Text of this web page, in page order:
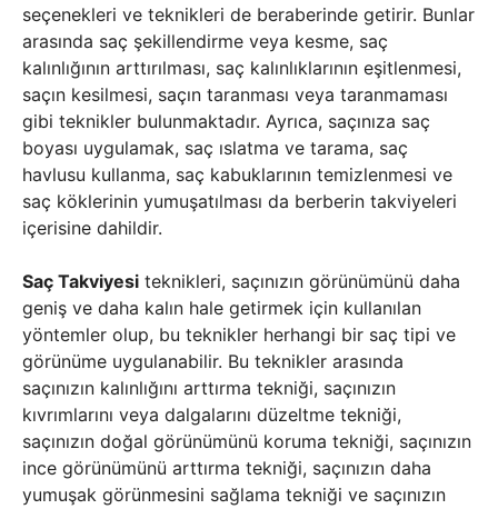
seçenekleri ve teknikleri de beraberinde getirir. Bunlar
arasında saç şekillendirme veya kesme, saç
kalınlığının arttırılması, saç kalınlıklarının eşitlenmesi,
saçın kesilmesi, saçın taranması veya taranmaması
gibi teknikler bulunmaktadır. Ayrıca, saçınıza saç
boyası uygulamak, saç ıslatma ve tarama, saç
havlusu kullanma, saç kabuklarının temizlenmesi ve
saç köklerinin yumuşatılması da berberin takviyeleri
içerisine dahildir.
Saç Takviyesi teknikleri, saçınızın görünümünü daha
geniş ve daha kalın hale getirmek için kullanılan
yöntemler olup, bu teknikler herhangi bir saç tipi ve
görünüme uygulanabilir. Bu teknikler arasında
saçınızın kalınlığını arttırma tekniği, saçınızın
kıvrımlarını veya dalgalarını düzeltme tekniği,
saçınızın doğal görünümünü koruma tekniği, saçınızın
ince görünümünü arttırma tekniği, saçınızın daha
yumuşak görünmesini sağlama tekniği ve saçınızın